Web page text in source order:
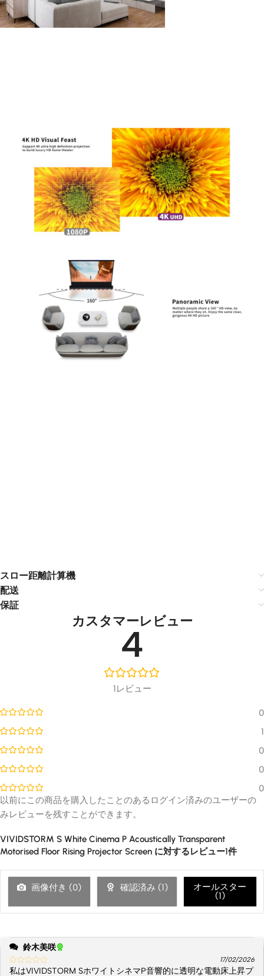
スロー距離計算機
配送
保証
カスタマーレビュー
4
1レビュー
0
1
0
0
0
VIVIDSTORM S White Cinema P Acoustically Transparent
Motorised Floor Rising Projector Screen に対するレビュー1件
画像付き (0) 確認済み (1)
オールスター
(1)
鈴木美咲
17/02/2026
私はVIVIDSTORM SホワイトシネマP音響的に透明な電動床上昇プ
以前にこの商品を購入したことのあるログイン済みのユーザーの
みレビューを残すことができます。